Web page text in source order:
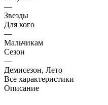
—
Звезды
Для кого
—
Мальчикам
Сезон
—
Демисезон, Лето
Все характеристики
Описание